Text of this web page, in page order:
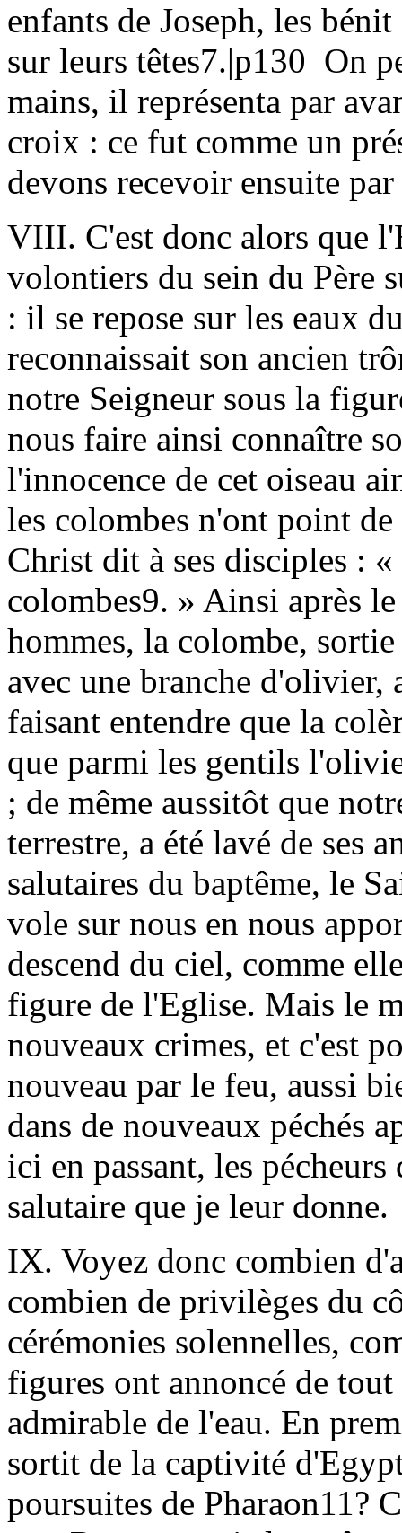
enfants de Joseph, les
sur leurs têtes7.|p130 On
mains, il représenta par
croix : ce fut comme un
devons recevoir ensuite
VIII. C'est donc alors que
volontiers du sein du Père
: il se repose sur les eaux
reconnaissait son ancien
notre Seigneur sous la
nous faire ainsi connaître
l'innocence de cet oiseau
les colombes n'ont point
Christ dit à ses disciples :
colombes9. » Ainsi après
hommes, la colombe,
avec une branche d'olivier,
faisant entendre que la
que parmi les gentils
; de même aussitôt que
terrestre, a été lavé de ses
salutaires du baptême, le
vole sur nous en nous
descend du ciel, comme
figure de l'Eglise. Mais le
nouveaux crimes, et c'est
nouveau par le feu, aussi
dans de nouveaux péchés
ici en passant, les
salutaire que je leur donne.
IX. Voyez donc combien
combien de privilèges du
cérémonies solennelles,
figures ont annoncé de
admirable de l'eau. En
sortit de la captivité
poursuites de Pharaon11?